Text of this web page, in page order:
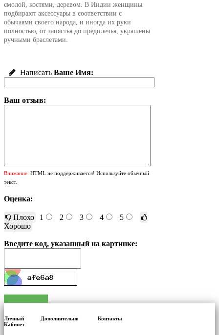
смолой, костями, деревом. В Индии женщины
подбирают аксессуары в соответствии с
обычаями своего народа, и иногда их руки
полностью, от запястья до предплечья, украшены
ручными браслетами.
Написать Ваше Имя:
Ваш отзыв:
Внимание: HTML не поддерживается! Используйте обычный
текст.
Оценка:
Плохо 1 2 3 4
5
Хорошо
Введите код, указанный на картинке:
Личный
Кабинет
Дополнительно Контакты